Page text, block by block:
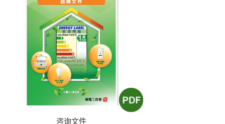
咨询文件